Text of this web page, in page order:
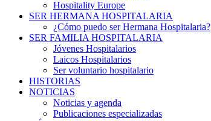
Hospitality Europe
SER HERMANA HOSPITALARIA
¿Cómo puedo ser Hermana Hospitalaria?
SER FAMILIA HOSPITALARIA
Jóvenes Hospitalarios
Laicos Hospitalarios
Ser voluntario hospitalario
HISTORIAS
NOTICIAS
Noticias y agenda
Publicaciones especializadas